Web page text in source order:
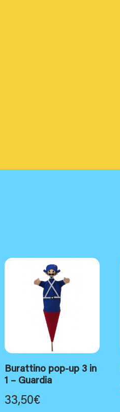
Burattino pop-up 3 in
1 – Guardia
33,50€